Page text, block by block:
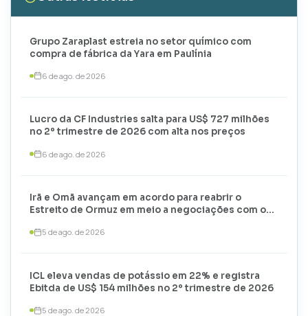
Grupo Zaraplast estreia no setor químico com
compra de fábrica da Yara em Paulínia
6 de ago. de 2026
Lucro da CF Industries salta para US$ 727 milhões
no 2º trimestre de 2026 com alta nos preços
6 de ago. de 2026
Irã e Omã avançam em acordo para reabrir o
Estreito de Ormuz em meio a negociações com os
5 de ago. de 2026
ICL eleva vendas de potássio em 22% e registra
Ebitda de US$ 154 milhões no 2º trimestre de 2026
5 de ago. de 2026